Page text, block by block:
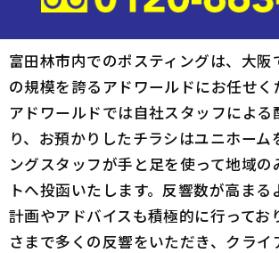
富田林市内でのポスティングは、大阪
の規模を誇るアドワールドにお任せく
アドワールドでは自社スタッフによる
り、お預かりしたチラシはユニホーム
ングスタッフが手と足を使って地域の
トへ投函いたします。反響数が高まる
計画やアドバイスも積極的に行ってお
さまで多くの反響をいただき、クライ